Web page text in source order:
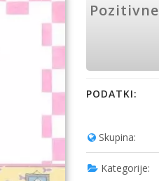
PODATKI:
Skupina:
Kategorije: